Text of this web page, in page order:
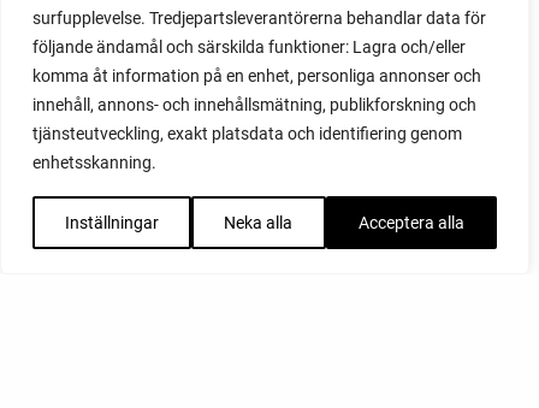
surfupplevelse. Tredjepartsleverantörerna behandlar data för
följande ändamål och särskilda funktioner: Lagra och/eller
komma åt information på en enhet, personliga annonser och
innehåll, annons- och innehållsmätning, publikforskning och
tjänsteutveckling, exakt platsdata och identifiering genom
enhetsskanning.
Inställningar Neka alla Acceptera alla